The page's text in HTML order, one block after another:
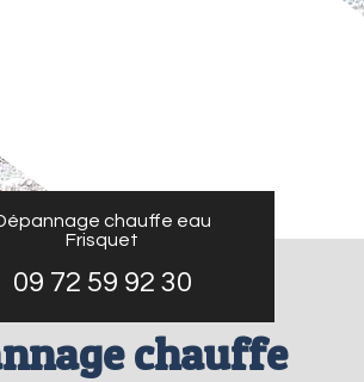
chauffe eau
Frisquet
09 72 59 92 30
chauffe